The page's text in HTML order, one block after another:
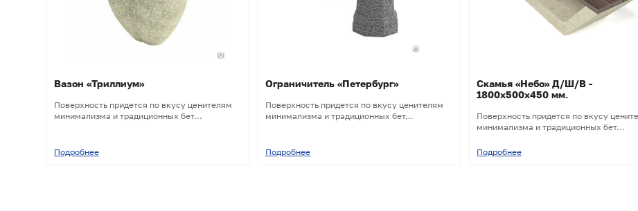
Вазон «Триллиум»
Поверхность придется по вкусу ценителям
минимализма и традиционных бет...
Подробнее
Ограничитель «Петербург»
Поверхность придется по вкусу ценителям
минимализма и традиционных бет...
Подробнее
Скамья «Небо» Д/Ш/В -
1800х500х450 мм.
Поверхность придется по вкусу
минимализма и традиционных бет...
Подробнее